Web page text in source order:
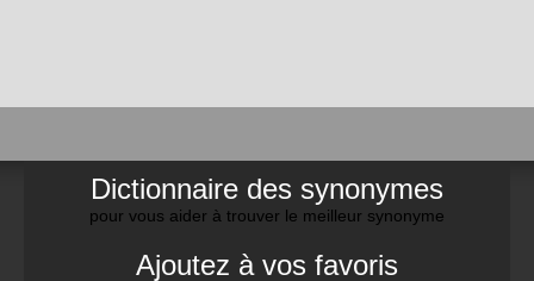
Dictionnaire des synonymes
pour vous aider à trouver le meilleur synonyme
Ajoutez à vos favoris